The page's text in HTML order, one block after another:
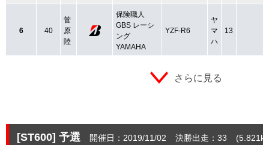
6 40
菅
原
陸
保険職人
GBS レーシ
ング
YAMAHA
YZF-R6
ヤ
マ
ハ
13
さらに見る
[ST600] 予選 開催日：2019/11/02 決勝出走：33 (5.821